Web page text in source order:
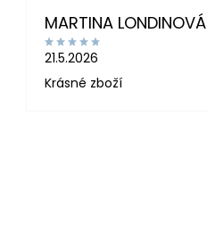
MARTINA LONDINOVÁ
21.5.2026
Krásné zboží